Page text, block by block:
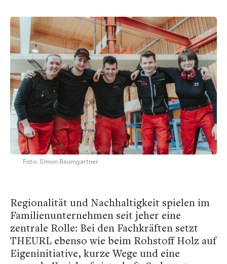
Foto: Simon Baumgartner
Regionalität und Nachhaltigkeit spielen im
Familienunternehmen seit jeher eine
zentrale Rolle: Bei den Fachkräften setzt
THEURL ebenso wie beim Rohstoff Holz auf
Eigeninitiative, kurze Wege und eine